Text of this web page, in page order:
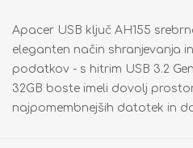
Apacer USB ključ AH155
eleganten način shranjevanja
podatkov - s hitrim USB 3.2
32GB boste imeli dovolj
najpomembnejših datotek in